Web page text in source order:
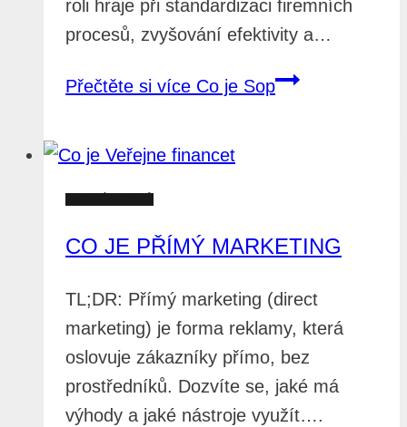
roli hraje při standardizaci firemních
procesů, zvyšování efektivity a…
Přečtěte si více Co je Sop
CO JE PŘÍMÝ MARKETING
TL;DR: Přímý marketing (direct
marketing) je forma reklamy, která
oslovuje zákazníky přímo, bez
prostředníků. Dozvíte se, jaké má
výhody a jaké nástroje využít….